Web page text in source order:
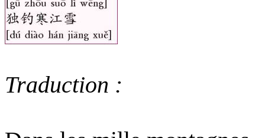
Traduction :